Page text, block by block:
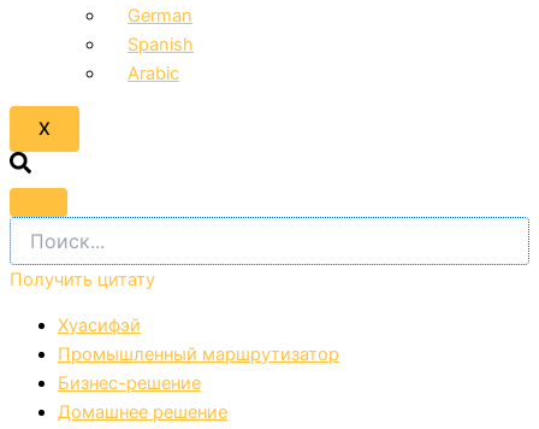
German
Spanish
Arabic
X
Получить цитату
Хуасифэй
Промышленный маршрутизатор
Бизнес-решение
Домашнее решение